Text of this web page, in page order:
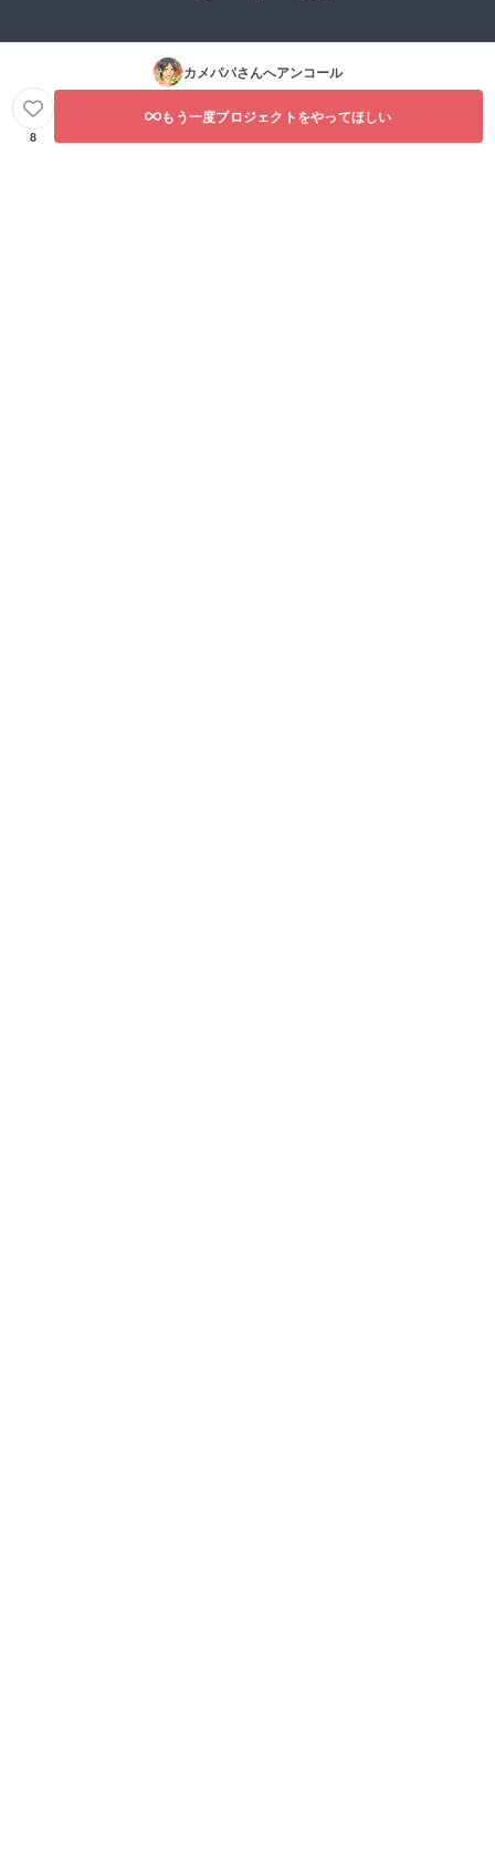
カメパパさんへアンコール
8
もう一度プロジェクトをやってほしい